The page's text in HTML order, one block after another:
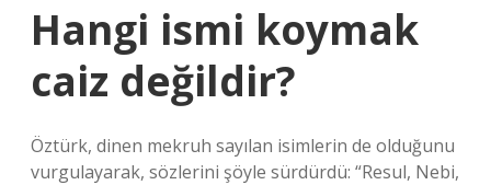
Hangi ismi koymak
caiz değildir?
Öztürk, dinen mekruh sayılan isimlerin de olduğunu
vurgulayarak, sözlerini şöyle sürdürdü: “Resul, Nebi,